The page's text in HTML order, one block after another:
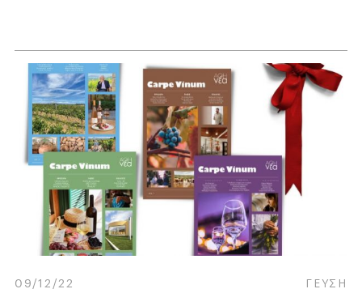
09/12/22 ΓΕΥΣΗ